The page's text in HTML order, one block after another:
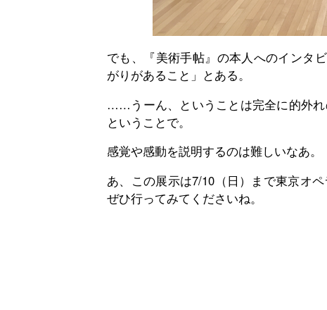
でも、『美術手帖』の本人へのインタ
がりがあること」とある。
……うーん、ということは完全に的外
ということで。
感覚や感動を説明するのは難しいなあ。
あ、この展示は7/10（日）まで東京オ
ぜひ行ってみてくださいね。